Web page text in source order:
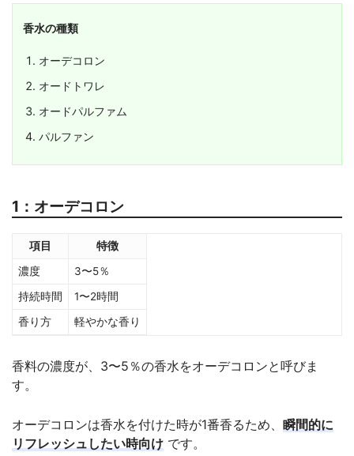
香水の種類
オーデコロン
オードトワレ
オードパルファム
パルファン
1：オーデコロン
項目
特徴
濃度
3〜5％
持続時間
1〜2時間
香り方
軽やかな香り
香料の濃度が、3〜5％の香水をオーデコロンと呼びま
す。
オーデコロンは香水を付けた時が1番香るため、 瞬間的に
リフレッシュしたい時向け です。